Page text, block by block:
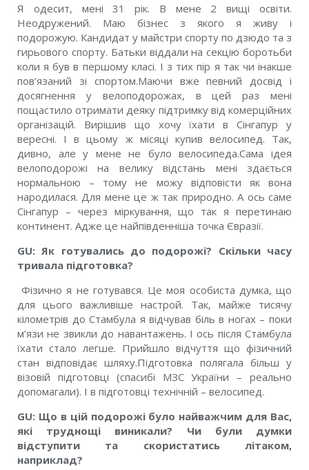
Я одесит, мені 31 рік. В мене 2 вищі освіти.
Неодружений. Маю бізнес з якого я живу і
подорожую. Кандидат у майстри спорту по дзюдо та з
гирьового спорту. Батьки віддали на секцію боротьби
коли я був в першому класі. І з тих пір я так чи інакше
пов’язаний зі спортом.Маючи вже певний досвід і
досягнення у велоподорожах, в цей раз мені
пощастило отримати деяку підтримку від комерційних
організацій. Вирішив що хочу їхати в Сінгапур у
вересні. І в цьому ж місяці купив велосипед. Так,
дивно, але у мене не було велосипеда.Сама ідея
велоподорожі на велику відстань мені здається
нормальною – тому не можу відповісти як вона
народилася. Для мене це ж так природно. А ось саме
Сінгапур – через міркування, що так я перетинаю
континент. Адже це найпівденніша точка Євразії.
GU: Як готувались до подорожі? Скільки часу
тривала підготовка?
Фізично я не готувався. Це моя особиста думка, що
для цього важливіше настрой. Так, майже тисячу
кілометрів до Стамбула я відчував біль в ногах – поки
м’язи не звикли до навантажень. І ось після Стамбула
їхати стало легше. Прийшло відчуття що фізичний
стан відповідає шляху.Підготовка полягала більш у
візовій підготовці (спасибі МЗС України – реально
допомагали). І в підготовці технічній – велосипед.
GU: Що в цій подорожі було найважчим для Вас,
які труднощі виникали? Чи були думки
відступити та скористатись літаком,
наприклад?